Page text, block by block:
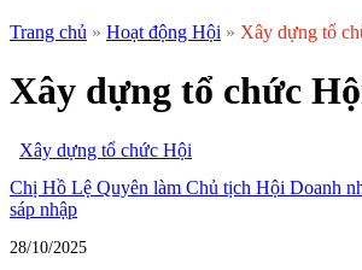
Trang chủ » Hoạt động Hội » Xây dựng tổ
Xây dựng tổ chức
Xây dựng tổ chức Hội
Chị Hồ Lệ Quyên làm Chủ tịch Hội Doanh
sáp nhập
28/10/2025